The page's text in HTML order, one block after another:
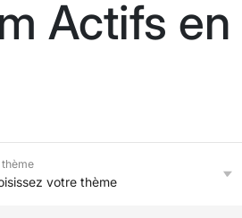
Actifs
thème
votre thème